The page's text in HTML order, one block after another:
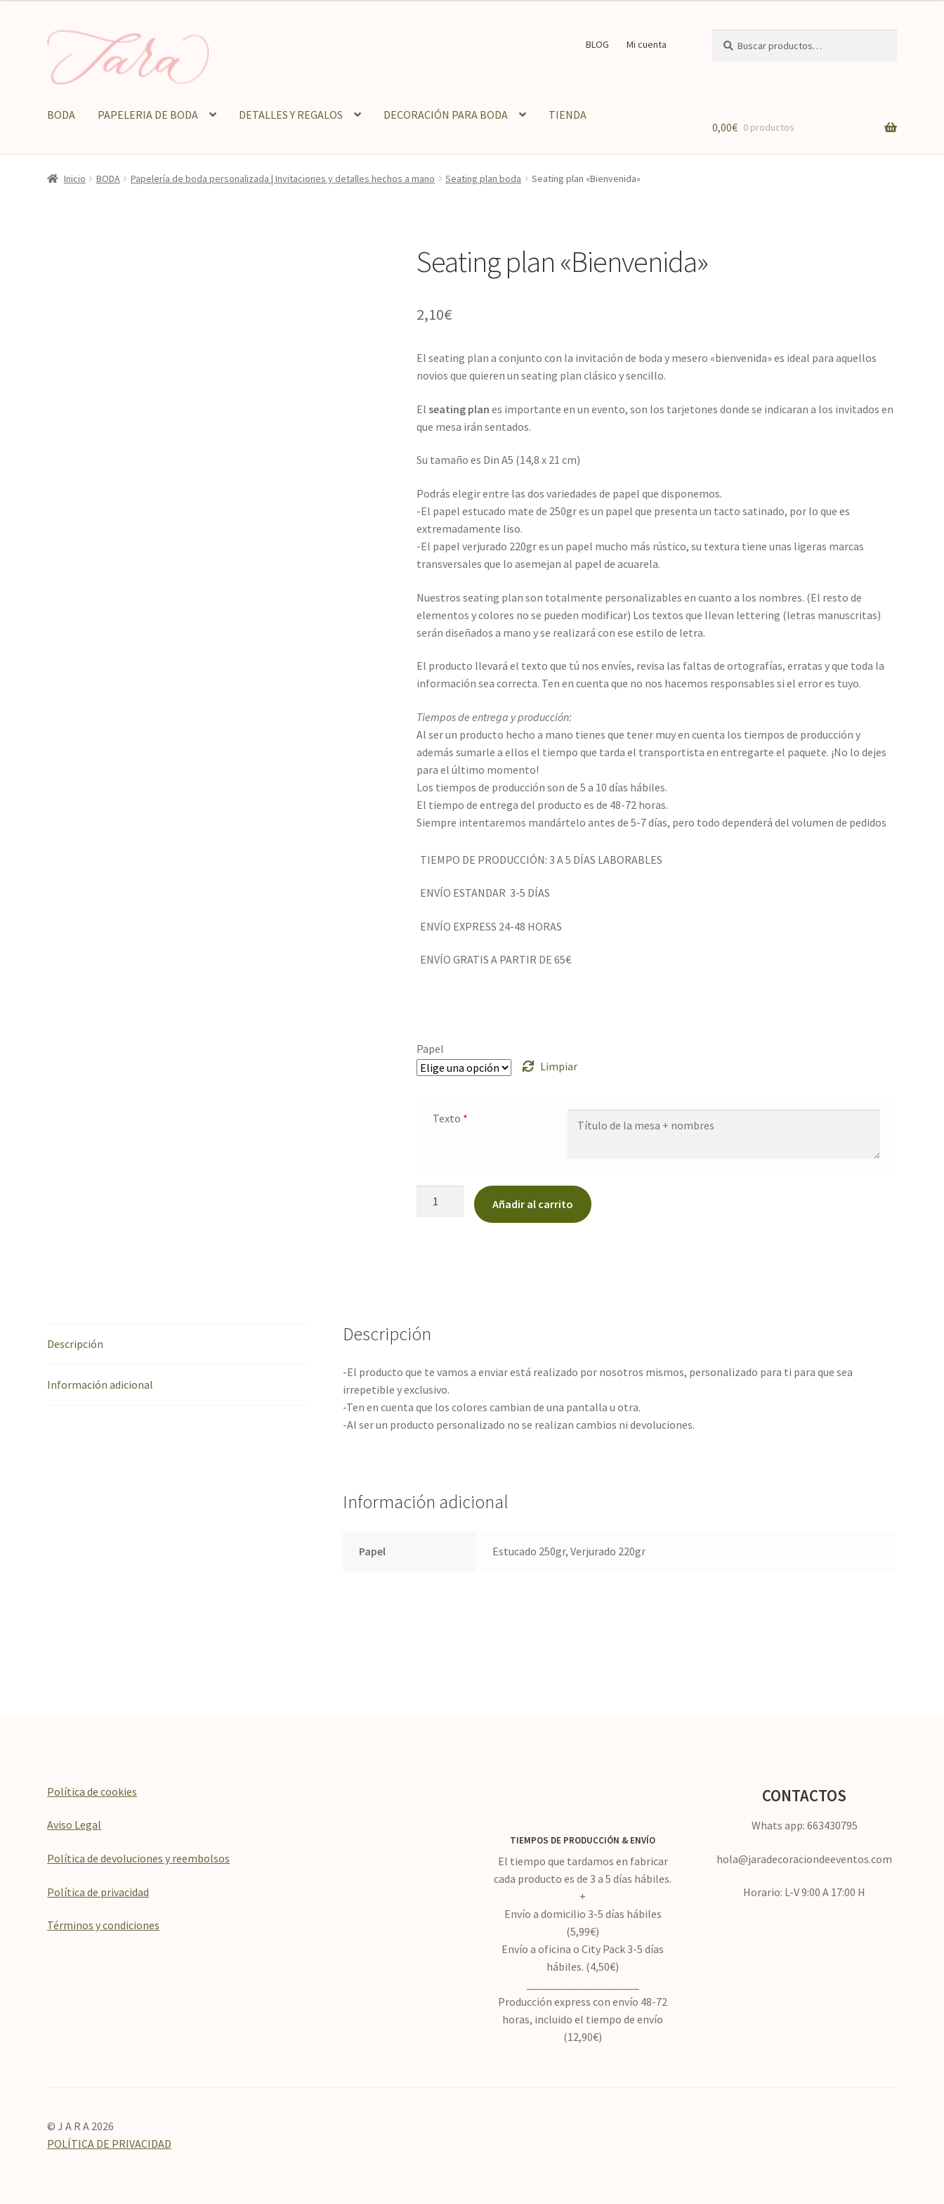
Ir
la
Ir
contenido
BLOG Mi cuenta
por:
BODA PAPELERIA DE BODA DETALLES Y REGALOS DECORACIÓN PARA BODA
TIENDA
0,00€ 0 productos
Inicio BODA Papelería de boda personalizada | Invitaciones y detalles hechos a mano Seating plan boda Seating plan «Bienvenida»
Seating plan «Bienvenida»
2,10€
El seating plan a conjunto con la invitación de boda y mesero «bienvenida» es ideal para aquellos
novios que quieren un seating plan clásico y sencillo.
Elseating planes importante en un evento, son los tarjetones donde se indicaran a los invitados en
que mesa irán sentados.
Su tamaño es Din A5 (14,8 x 21 cm)
Podrás elegir entre las dos variedades de papel que disponemos.
-El papel estucado mate de 250gr es un papel que presenta un tacto satinado, por lo que es
extremadamente liso.
-El papel verjurado 220gr es un papel mucho más rústico, su textura tiene unas ligeras marcas
transversales que lo asemejan al papel de acuarela.
Nuestros seating plan son totalmente personalizables en cuanto a los nombres. (El resto de
elementos y colores no se pueden modificar) Los textos que llevan lettering (letras manuscritas)
serán diseñados a mano y se realizará con ese estilo de letra.
El producto llevará el texto que tú nos envíes, revisa las faltas de ortografías, erratas y que toda la
información sea correcta. Ten en cuenta que no nos hacemos responsables si el error es tuyo.
Tiempos de entrega y producción:
Al ser un producto hecho a mano tienes que tener muy en cuenta los tiempos de producción y
además sumarle a ellos el tiempo que tarda el transportista en entregarte el paquete. ¡No lo dejes
para el último momento!
Los tiempos de producción son de 5 a 10 días hábiles.
El tiempo de entrega del producto es de 48-72 horas.
Siempre intentaremos mandártelo antes de 5-7 días, pero todo dependerá del volumen de pedidos
TIEMPO DE PRODUCCIÓN: 3 A 5 DÍAS LABORABLES
ENVÍO ESTANDAR 3-5 DÍAS
ENVÍO EXPRESS 24-48 HORAS
ENVÍO GRATIS A PARTIR DE 65€
Papel
Limpiar
Texto *
Añadir al carrito
Descripción
Información adicional
Descripción
-El producto que te vamos a enviar está realizado por nosotros mismos, personalizado para ti para que sea
irrepetible y exclusivo.
-Ten en cuenta que los colores cambian de una pantalla u otra.
-Al ser un producto personalizado no se realizan cambios ni devoluciones.
Información adicional
Papel Estucado 250gr, Verjurado 220gr
Política de cookies
Aviso Legal
Política de devoluciones y reembolsos
Política de privacidad
Términos y condiciones
TIEMPOS DE PRODUCCIÓN & ENVÍO
El tiempo que tardamos en fabricar
cada producto es de 3 a 5 días hábiles.
+
Envío a domicilio 3-5 días hábiles
(5,99€)
Envío a oficina o City Pack 3-5 días
hábiles. (4,50€)
Producción express con envío 48-72
horas, incluido el tiempo de envío
(12,90€)
CONTACTOS
Whats app: 663430795
hola@jaradecoraciondeeventos.com
Horario: L-V 9:00 A 17:00 H
© J A R A 2026
POLÍTICA DE PRIVACIDAD